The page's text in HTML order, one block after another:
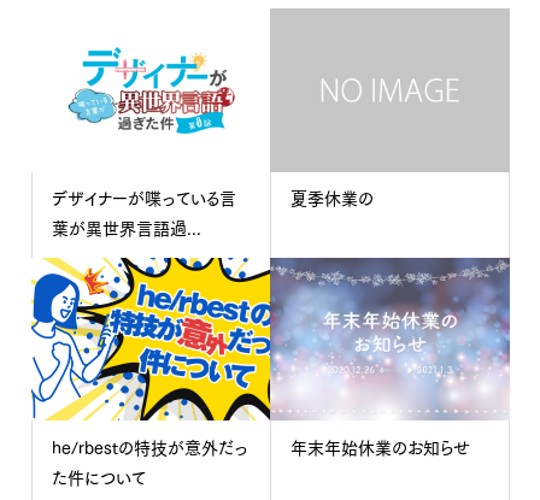
デザイナーが喋っている言
葉が異世界言語過...
夏季休業の
he/rbestの特技が意外だっ
た件について
年末年始休業のお知らせ